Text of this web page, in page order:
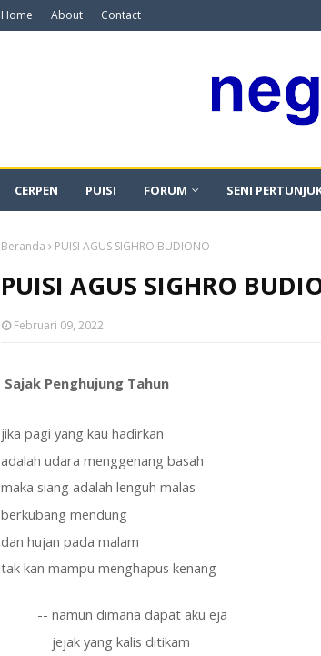
Home About Contact
CERPEN PUISI FORUM SENI
Beranda PUISI AGUS SIGHRO BUDIONO
PUISI AGUS SIGHRO
Februari 09, 2022
Sajak Penghujung Tahun
jika pagi yang kau hadirkan
adalah udara menggenang basah
maka siang adalah lenguh malas
berkubang mendung
dan hujan pada malam
tak kan mampu menghapus kenang
-- namun dimana dapat aku eja
jejak yang kalis ditikam